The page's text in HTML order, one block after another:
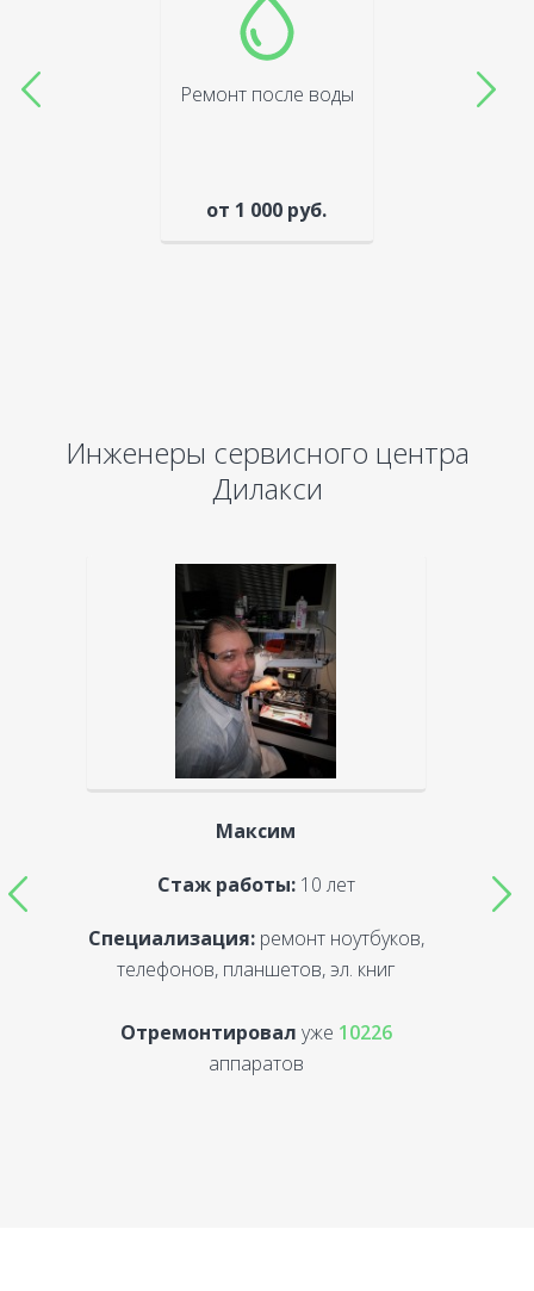
Ремонт после воды
от 1 000 руб.
Инженеры сервисного центра
Дилакси
Максим
Стаж работы:10 лет
Специализация:ремонт ноутбуков,
телефонов, планшетов, эл. книг
Отремонтировал уже 10226
аппаратов